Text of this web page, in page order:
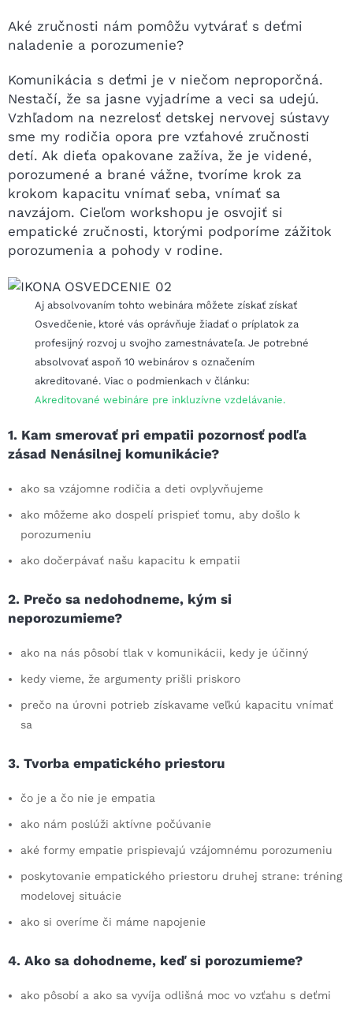
Aké zručnosti nám pomôžu vytvárať s deťmi
naladenie a porozumenie?
Komunikácia s deťmi je v niečom neproporčná.
Nestačí, že sa jasne vyjadríme a veci sa udejú.
Vzhľadom na nezrelosť detskej nervovej sústavy
sme my rodičia opora pre vzťahové zručnosti
detí. Ak dieťa opakovane zažíva, že je videné,
porozumené a brané vážne, tvoríme krok za
krokom kapacitu vnímať seba, vnímať sa
navzájom. Cieľom workshopu je osvojiť si
empatické zručnosti, ktorými podporíme zážitok
porozumenia a pohody v rodine.
Aj absolvovaním tohto webinára môžete získať získať
Osvedčenie, ktoré vás oprávňuje žiadať o príplatok za
profesijný rozvoj u svojho zamestnávateľa. Je potrebné
absolvovať aspoň 10 webinárov s označením
akreditované. Viac o podmienkach v článku:
Akreditované webináre pre inkluzívne vzdelávanie.
1. Kam smerovať pri empatii pozornosť podľa
zásad Nenásilnej komunikácie?
ako sa vzájomne rodičia a deti ovplyvňujeme
ako môžeme ako dospelí prispieť tomu, aby došlo k
porozumeniu
ako dočerpávať našu kapacitu k empatii
2. Prečo sa nedohodneme, kým si
neporozumieme?
ako na nás pôsobí tlak v komunikácii, kedy je účinný
kedy vieme, že argumenty prišli priskoro
prečo na úrovni potrieb získavame veľkú kapacitu vnímať
sa
3. Tvorba empatického priestoru
čo je a čo nie je empatia
ako nám poslúži aktívne počúvanie
aké formy empatie prispievajú vzájomnému porozumeniu
poskytovanie empatického priestoru druhej strane: tréning
modelovej situácie
ako si overíme či máme napojenie
4. Ako sa dohodneme, keď si porozumieme?
ako pôsobí a ako sa vyvíja odlišná moc vo vzťahu s deťmi